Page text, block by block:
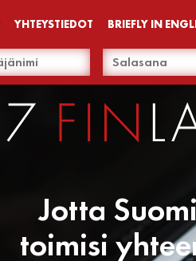
YHTEYSTIEDOT BRIEFLY IN
Jotta
toimisi